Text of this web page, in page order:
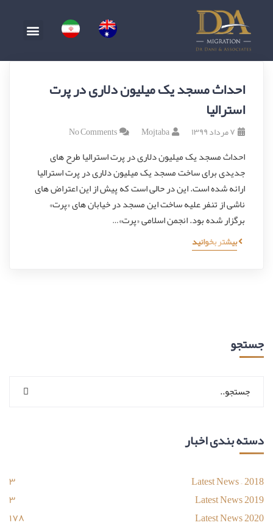
احداث مسجد یک میلیون دلاری در پرت
استرالیا
۷ مرداد ۱۳۹۹ Mojtaba
No Comments
احداث مسجد یک میلیون دلاری در پرت استرالیا طرح های
جدیدی برای ساخت مسجد یک میلیون دلاری در پرت استرالیا
ارائه شده است. این در حالی است که پیش از این اعتراض های
ناشی از تنفر علیه ساخت این مسجد در خیابان های «پرت»
برگزار شده بود. انجمن اسلامی «پرت»…
بیشتر بخوانید
جستجو
دسته بندی اخبار
Latest News – 2018
۳
Latest News 2019
۳
Latest News 2020
۱۷۸